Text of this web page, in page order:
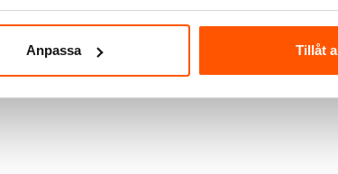
Anpassa Tillåt
2 av 2 varianter I webblager